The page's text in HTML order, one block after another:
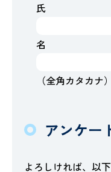
氏
名
（全角カタカナ）
アンケー
よろしければ、以